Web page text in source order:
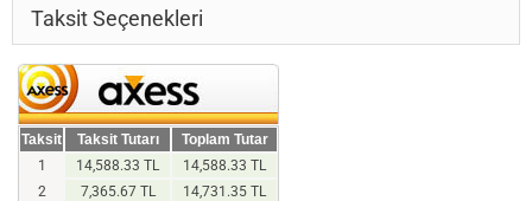
Taksit Seçenekleri
Taksit Taksit Tutarı
Toplam Tutar
1
14,588.33 TL
14,588.33 TL
2
7,365.67 TL
14,731.35 TL